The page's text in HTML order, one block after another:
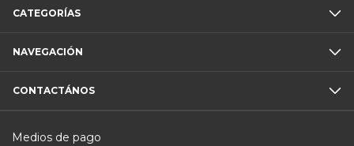
CATEGORÍAS
NAVEGACIÓN
CONTACTÁNOS
Medios de pago